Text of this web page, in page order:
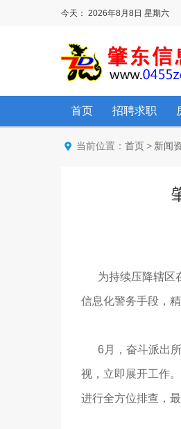
今天： 2026年8月8日 星期六
首页 招聘求职
当前位置： 首页 > 新闻
为持续压降辖区
信息化警务手段，
6月，奋斗派出所
视，立即展开工作
进行全方位排查，